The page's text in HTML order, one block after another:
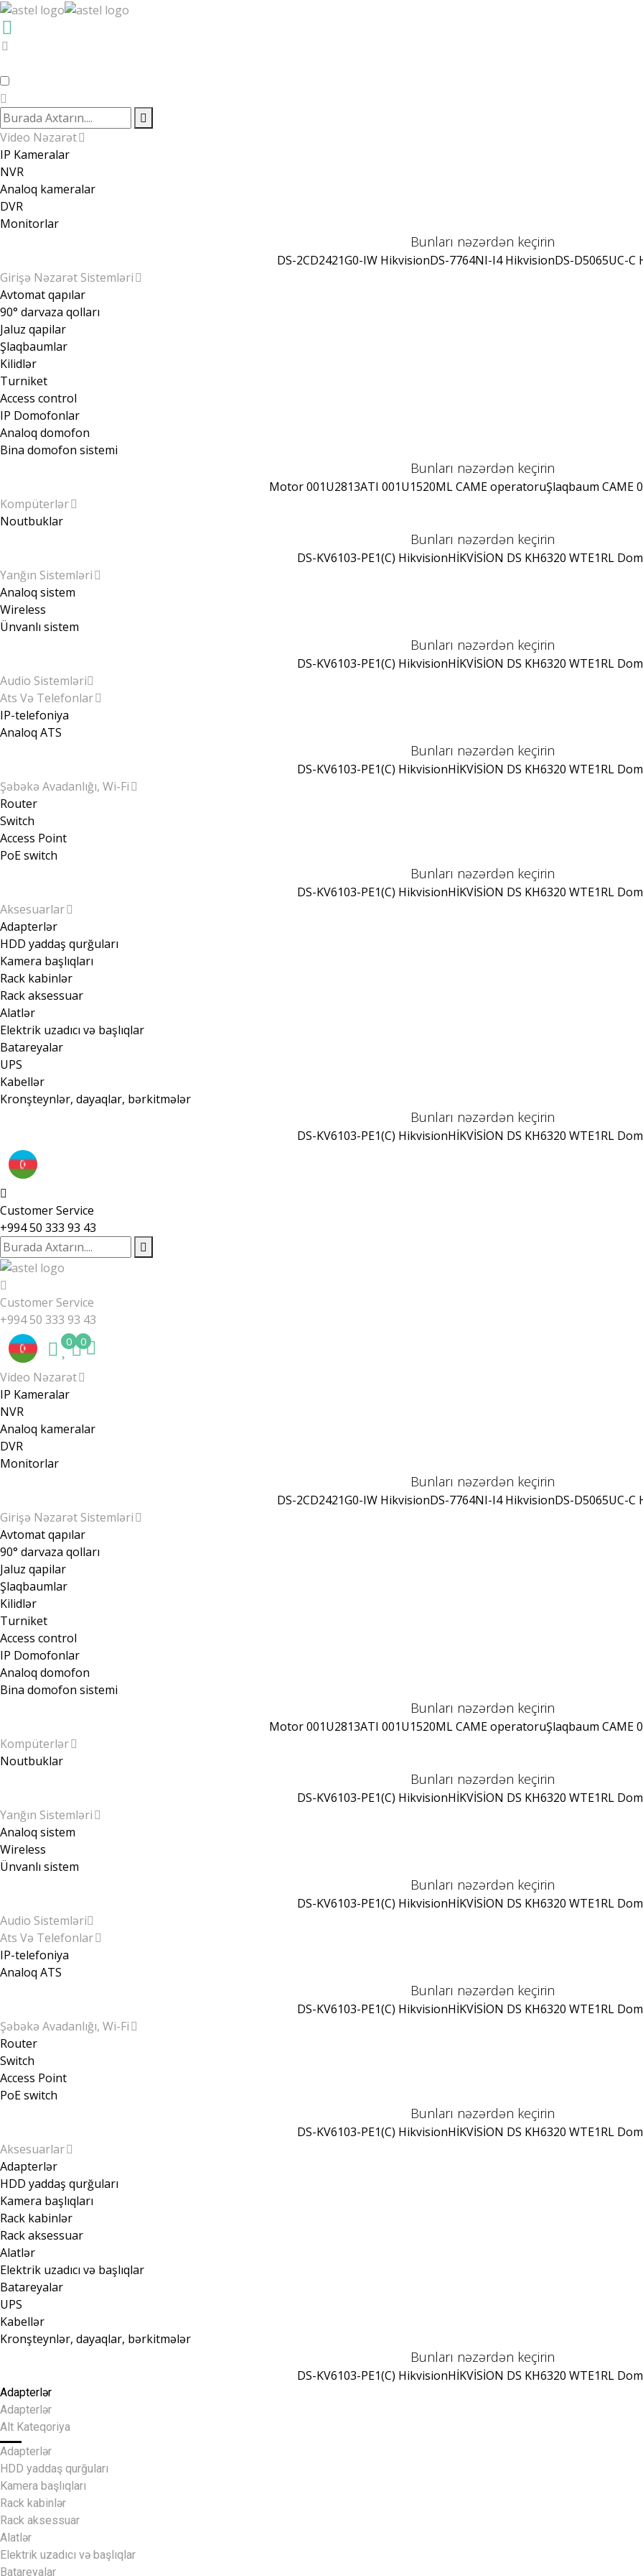
Video Nəzarət
IP Kameralar
NVR
Analoq kameralar
DVR
Monitorlar
Bunları nəzərdən keçirin
DS-2CD2421G0-IW HikvisionDS-7764NI-I4 HikvisionDS-D5065UC-C
Girişə Nəzarət Sistemləri
Avtomat qapılar
90° darvaza qolları
Jaluz qapilar
Şlaqbaumlar
Kilidlər
Turniket
Access control
IP Domofonlar
Analoq domofon
Bina domofon sistemi
Bunları nəzərdən keçirin
Motor 001U2813ATI 001U1520ML CAME operatoruŞlaqbaum CAME
Kompüterlər
Noutbuklar
Bunları nəzərdən keçirin
DS-KV6103-PE1(C) HikvisionHİKVİSİON DS KH6320 WTE1RL
Yanğın Sistemləri
Analoq sistem
Wireless
Ünvanlı sistem
Bunları nəzərdən keçirin
DS-KV6103-PE1(C) HikvisionHİKVİSİON DS KH6320 WTE1RL
Audio Sistemləri
Ats Və Telefonlar
IP-telefoniya
Analoq ATS
Bunları nəzərdən keçirin
DS-KV6103-PE1(C) HikvisionHİKVİSİON DS KH6320 WTE1RL
Şəbəkə Avadanlığı, Wi-Fi
Router
Switch
Access Point
PoE switch
Bunları nəzərdən keçirin
DS-KV6103-PE1(C) HikvisionHİKVİSİON DS KH6320 WTE1RL
Aksesuarlar
Adapterlər
HDD yaddaş qurğuları
Kamera başlıqları
Rack kabinlər
Rack aksessuar
Alatlər
Elektrik uzadıcı və başlıqlar
Batareyalar
UPS
Kabellər
Kronşteynlər, dayaqlar, bərkitmələr
Bunları nəzərdən keçirin
DS-KV6103-PE1(C) HikvisionHİKVİSİON DS KH6320 WTE1RL
Customer Service
+994 50 333 93 43
Customer Service
+994 50 333 93 43
0 0
Video Nəzarət
IP Kameralar
NVR
Analoq kameralar
DVR
Monitorlar
Bunları nəzərdən keçirin
DS-2CD2421G0-IW HikvisionDS-7764NI-I4 HikvisionDS-D5065UC-C
Girişə Nəzarət Sistemləri
Avtomat qapılar
90° darvaza qolları
Jaluz qapilar
Şlaqbaumlar
Kilidlər
Turniket
Access control
IP Domofonlar
Analoq domofon
Bina domofon sistemi
Bunları nəzərdən keçirin
Motor 001U2813ATI 001U1520ML CAME operatoruŞlaqbaum CAME
Kompüterlər
Noutbuklar
Bunları nəzərdən keçirin
DS-KV6103-PE1(C) HikvisionHİKVİSİON DS KH6320 WTE1RL
Yanğın Sistemləri
Analoq sistem
Wireless
Ünvanlı sistem
Bunları nəzərdən keçirin
DS-KV6103-PE1(C) HikvisionHİKVİSİON DS KH6320 WTE1RL
Audio Sistemləri
Ats Və Telefonlar
IP-telefoniya
Analoq ATS
Bunları nəzərdən keçirin
DS-KV6103-PE1(C) HikvisionHİKVİSİON DS KH6320 WTE1RL
Şəbəkə Avadanlığı, Wi-Fi
Router
Switch
Access Point
PoE switch
Bunları nəzərdən keçirin
DS-KV6103-PE1(C) HikvisionHİKVİSİON DS KH6320 WTE1RL
Aksesuarlar
Adapterlər
HDD yaddaş qurğuları
Kamera başlıqları
Rack kabinlər
Rack aksessuar
Alatlər
Elektrik uzadıcı və başlıqlar
Batareyalar
UPS
Kabellər
Kronşteynlər, dayaqlar, bərkitmələr
Bunları nəzərdən keçirin
DS-KV6103-PE1(C) HikvisionHİKVİSİON DS KH6320 WTE1RL
Adapterlər
Adapterlər
Alt Kateqoriya
Adapterlər
HDD yaddaş qurğuları
Kamera başlıqları
Rack kabinlər
Rack aksessuar
Alatlər
Elektrik uzadıcı və başlıqlar
Batareyalar